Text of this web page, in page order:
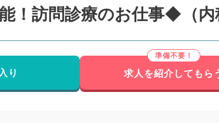
訪問診療のお仕事◆（内
り 求人を紹介してもら